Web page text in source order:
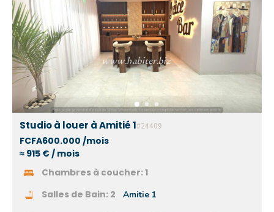
Studio à louer à Amitié 1#24409
FCFA600.000 /mois
≈ 915 € / mois
Chambres à coucher:1
Salles de Bain: 2 Amitie 1